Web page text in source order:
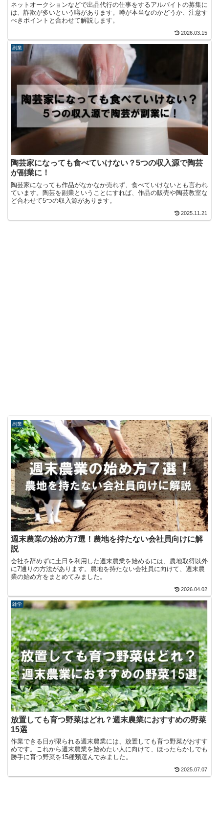
ネットオークションなどで出品代行の仕事をするアルバイトの募集に
は、詐欺が多いという噂があります。噂が本当なのかどうか、注意す
べきポイントと合わせて解説します。
2026.03.15
副業
陶芸家になっても食べていけない？5つの収入源で陶芸
が副業に！
陶芸家になっても作品がなかなか売れず、食べていけないとも言われ
ています。陶芸を副業ということにすれば、作品の販売や陶芸教室な
ど合わせて5つの収入源があります。
2025.11.21
副業
週末農業の始め方7選！農地を持たない会社員向けに解
説
会社を辞めずに土日を利用した週末農業を始めるには、農地取得以外
に7通りの方法があります。農地を持たない会社員に向けて、週末農
業の始め方をまとめてみました。
2026.04.02
雑学
放置しても育つ野菜はどれ？週末農業におすすめの野菜
15選
作業できる日が限られる週末農業には、放置しても育つ野菜がおすす
めです。これから週末農業を始めたい人に向けて、ほったらかしでも
勝手に育つ野菜を15種類選んでみました。
2025.07.07